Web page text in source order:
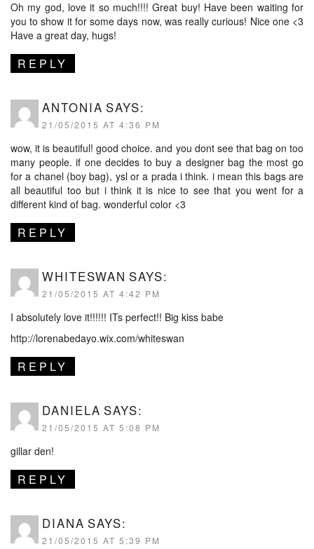
Oh my god, love it so much!!!! Great buy! Have been waiting for
you to show it for some days now, was really curious! Nice one <3
Have a great day, hugs!
REPLY
ANTONIA SAYS:
21/05/2015 AT 4:36 PM
wow, it is beautiful! good choice. and you dont see that bag on too
many people. if one decides to buy a designer bag the most go
for a chanel (boy bag), ysl or a prada i think. i mean this bags are
all beautiful too but i think it is nice to see that you went for a
different kind of bag. wonderful color <3
REPLY
WHITESWAN SAYS:
21/05/2015 AT 4:42 PM
I absolutely love it!!!!!! ITs perfect!! Big kiss babe
http://lorenabedayo.wix.com/whiteswan
REPLY
DANIELA SAYS:
21/05/2015 AT 5:08 PM
gillar den!
REPLY
DIANA SAYS:
21/05/2015 AT 5:39 PM